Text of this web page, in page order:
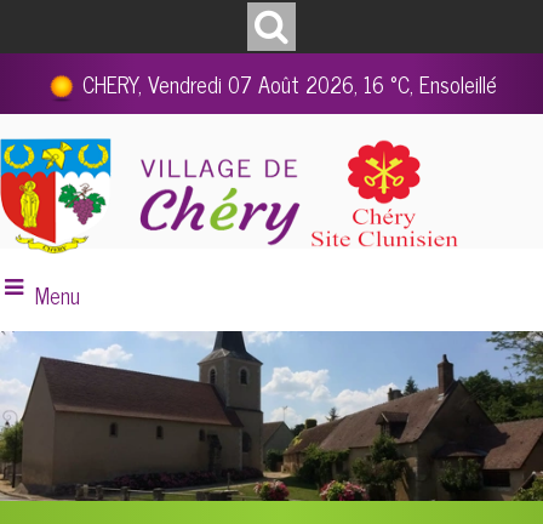
CHERY, Vendredi 07 Août 2026, 16 °C, Ensoleillé
Menu